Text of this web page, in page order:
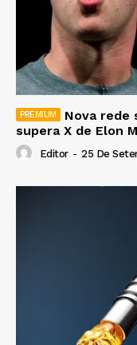
Nova rede
supera X de Elon
Editor - 25 De